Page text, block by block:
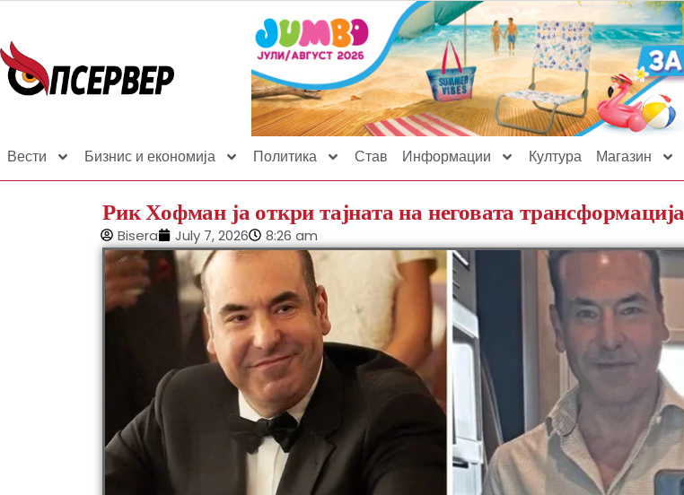
Вести Бизнис и економија Политика Став Информации Култура Магазин
Рик Хофман ја откри тајната на неговата трансформација
Bisera July 7, 2026 8:26 am